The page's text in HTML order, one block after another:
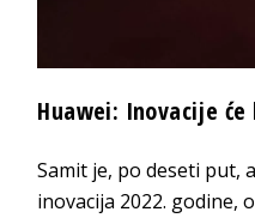
Huawei: Inovacije
Samit je, po deseti put,
inovacija 2022. godine,